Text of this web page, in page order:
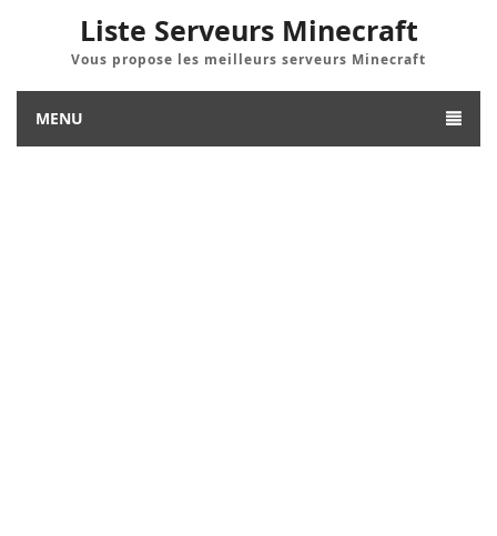
Liste Serveurs Minecraft
Vous propose les meilleurs serveurs Minecraft
MENU